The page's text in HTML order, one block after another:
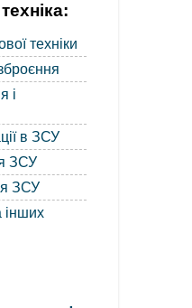
техніки
і
в ЗСУ
ЗСУ
ЗСУ
інших